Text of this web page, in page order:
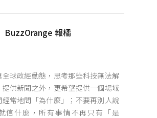
BuzzOrange 報橘
全球政經動態，思考那些科技無法解
供新聞之外，更希望提供一個場域
經常地問「為什麼」；不要再別人說
信什麼，所有事情不再只有「是